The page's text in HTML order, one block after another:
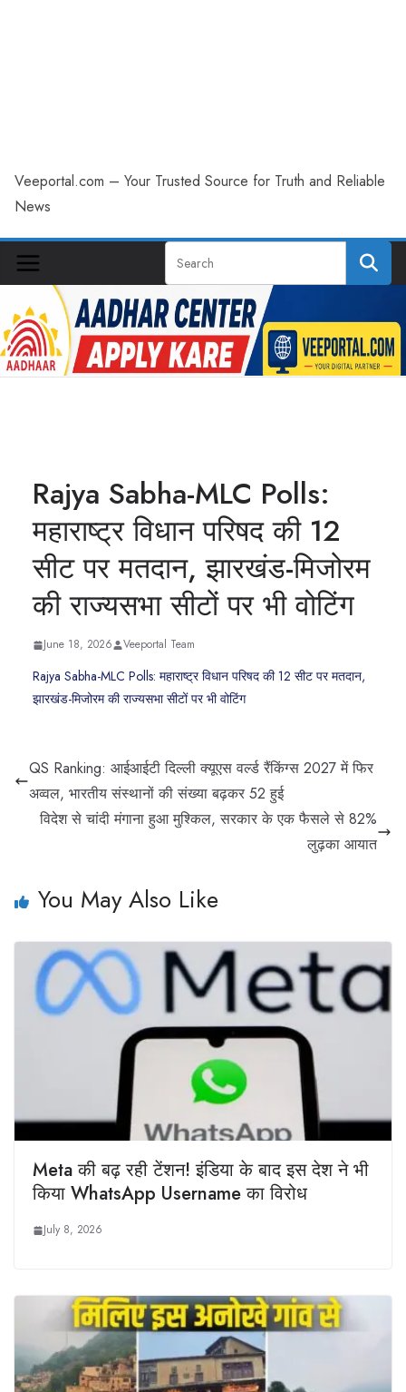
Veeportal.com – Your Trusted Source for Truth and Reliable
News
Rajya Sabha-MLC Polls:
महाराष्ट्र विधान परिषद की 12
सीट पर मतदान, झारखंड-मिजोरम
की राज्यसभा सीटों पर भी वोटिंग
June 18, 2026 Veeportal Team
Rajya Sabha-MLC Polls: महाराष्ट्र विधान परिषद की 12 सीट पर मतदान,
झारखंड-मिजोरम की राज्यसभा सीटों पर भी वोटिंग
QS Ranking: आईआईटी दिल्ली क्यूएस वर्ल्ड रैंकिंग्स 2027 में फिर
अव्वल, भारतीय संस्थानों की संख्या बढ़कर 52 हुई
विदेश से चांदी मंगाना हुआ मुश्किल, सरकार के एक फैसले से 82%
लुढ़का आयात
You May Also Like
Meta की बढ़ रही टेंशन! इंडिया के बाद इस देश ने भी
किया WhatsApp Username का विरोध
July 8, 2026